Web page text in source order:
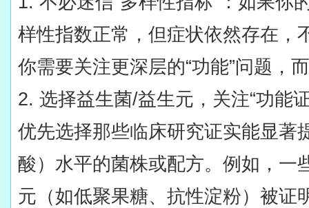
样性指数正常，但症状依然存在，
你需要关注更深层的“功能”问题，
2. 选择益生菌/益生元，关注“功能
优先选择那些临床研究证实能显著
酸）水平的菌株或配方。例如，一
元（如低聚果糖、抗性淀粉）被证